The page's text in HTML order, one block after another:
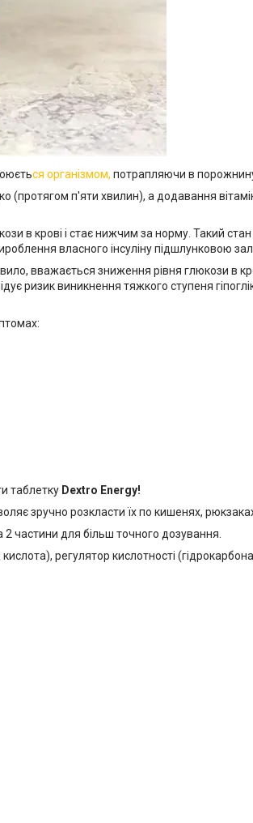
ся організмом, потрапляючи в
(протягом п'яти хвилин), а додавання
в крові і стає нижчим за норму. Такий
власного інсуліну підшлунковою
вважається зниження рівня глюкози в
ризик виникнення тяжкого ступеня
таблетку Dextro Energy!
зручно розкласти їх по кишенях,
частини для більш точного дозування.
регулятор кислотності